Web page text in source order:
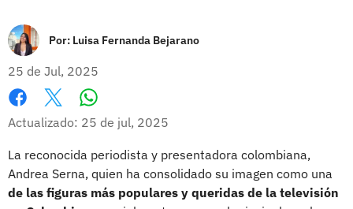
Por: Luisa Fernanda Bejarano
25 de Jul, 2025
Facebook
X
Actualizado: 25 de jul, 2025
La reconocida periodista y presentadora colombiana,
Andrea Serna, quien ha consolidado su imagen como una
de las figuras más populares y queridas de la televisión